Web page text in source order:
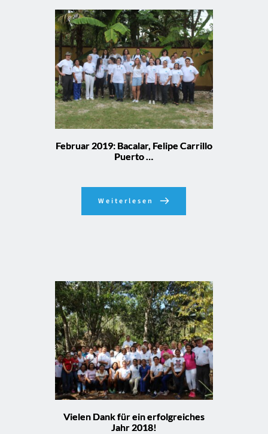
Februar 2019: Bacalar, Felipe Carrillo
Puerto …
Weiterlesen
Vielen Dank für ein erfolgreiches
Jahr 2018!